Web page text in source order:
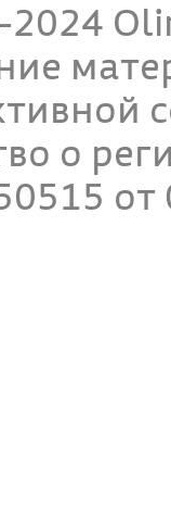
2024
о
от